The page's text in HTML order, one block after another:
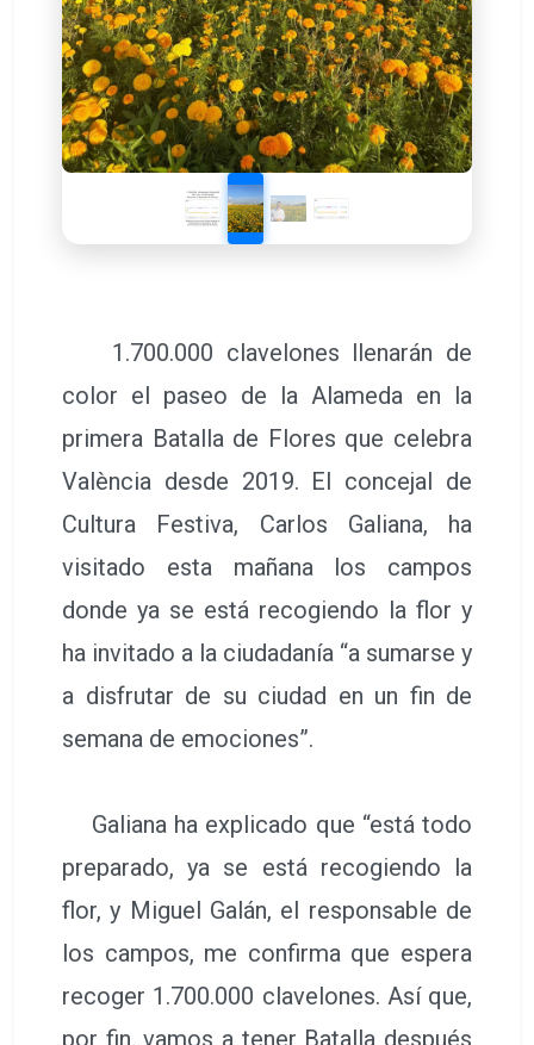
1.700.000 clavelones llenarán de
color el paseo de la Alameda en la
primera Batalla de Flores que celebra
València desde 2019. El concejal de
Cultura Festiva, Carlos Galiana, ha
visitado esta mañana los campos
donde ya se está recogiendo la flor y
ha invitado a la ciudadanía “a sumarse y
a disfrutar de su ciudad en un fin de
semana de emociones”.
Galiana ha explicado que “está todo
preparado, ya se está recogiendo la
flor, y Miguel Galán, el responsable de
los campos, me confirma que espera
recoger 1.700.000 clavelones. Así que,
por fin, vamos a tener Batalla después